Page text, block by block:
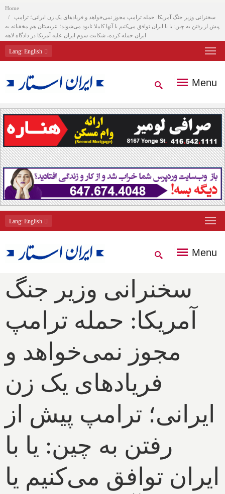
Home
سخنرانی وزیر جنگ آمریکا: حمله ترامپ مجوز نمی‌خواهد و فریادهای یک زن ایرانی؛ ترامپ
پیش از رفتن به چین: یا با ایران توافق می‌کنیم یا آنها کاملا نابود می‌شوند؛ عربستان هم مخفیانه به
ایران حمله کرده، شکایت سوم ایران علیه آمریکا در دادگاه لاهه
Lang: English
Menu
Lang: English
Menu
سخنرانی وزیر جنگ
آمریکا: حمله ترامپ
مجوز نمی‌خواهد و
فریادهای یک زن
ایرانی؛ ترامپ پیش از
رفتن به چین: یا با
ایران توافق می‌کنیم یا